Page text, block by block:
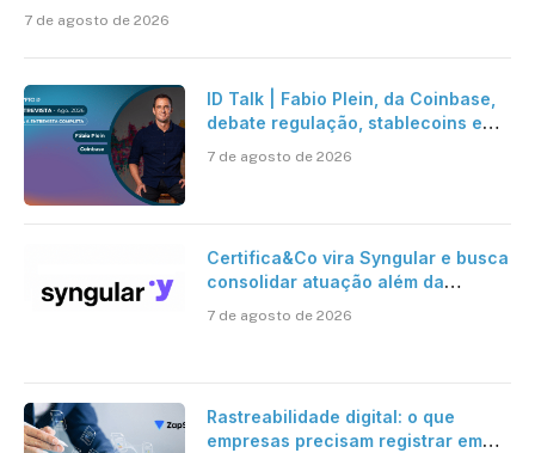
7 de agosto de 2026
ID Talk | Fabio Plein, da Coinbase,
debate regulação, stablecoins e
7 de agosto de 2026
Certifica&Co vira Syngular e busca
consolidar atuação além da
7 de agosto de 2026
Rastreabilidade digital: o que
empresas precisam registrar em